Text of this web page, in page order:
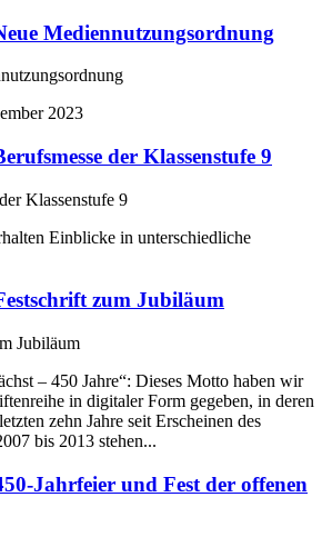
Mediennutzungsordnung
2023
der Klassenstufe 9
Einblicke in unterschiedliche
zum Jubiläum
– 450 Jahre“: Dieses Motto haben wir
in digitaler Form gegeben, in deren
zehn Jahre seit Erscheinen des
bis 2013 stehen...
Jahrfeier und Fest der offenen